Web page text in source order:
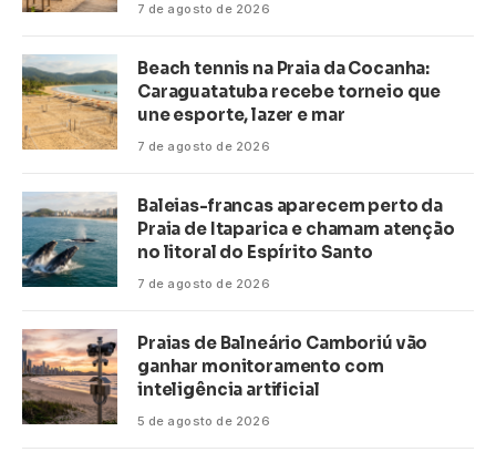
7 de agosto de 2026
Beach tennis na Praia da Cocanha:
Caraguatatuba recebe torneio que
une esporte, lazer e mar
7 de agosto de 2026
Baleias-francas aparecem perto da
Praia de Itaparica e chamam atenção
no litoral do Espírito Santo
7 de agosto de 2026
Praias de Balneário Camboriú vão
ganhar monitoramento com
inteligência artificial
5 de agosto de 2026